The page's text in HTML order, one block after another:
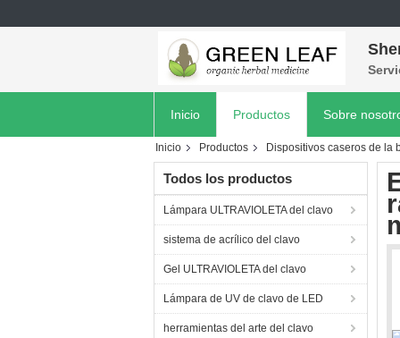
Inicio Productos Sobre
Inicio Productos Dispositivos caseros de la
Todos los productos
Lámpara ULTRAVIOLETA del clavo
sistema de acrílico del clavo
Gel ULTRAVIOLETA del clavo
Lámpara de UV de clavo de LED
herramientas del arte del clavo